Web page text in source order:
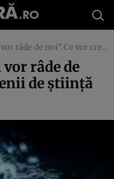
vor crede oamenii de știință peste 100 de ani?
râde de
de știință